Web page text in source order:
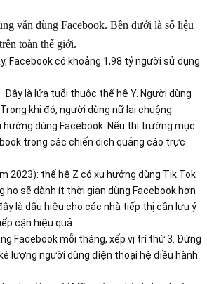
vẫn dùng Facebook. Bên dưới là số liệu
toàn thế giới.
Facebook có khoảng 1,98 tỷ người sử dụng
là lứa tuổi thuộc thế hệ Y. Người dùng
khi đó, người dùng nữ lại chuộng
dùng Facebook. Nếu thị trường mục
trong các chiến dịch quảng cáo trực
2023): thế hệ Z có xu hướng dùng Tik Tok
họ sẽ dành ít thời gian dùng Facebook hơn
là dấu hiệu cho các nhà tiếp thị cần lưu ý
cận hiệu quả.
Facebook mỗi tháng, xếp vị trí thứ 3. Đứng
lượng người dùng điện thoại hệ điều hành